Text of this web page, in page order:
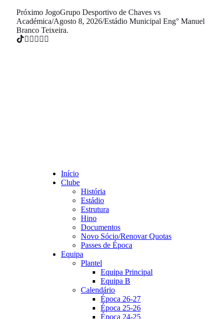
Próximo JogoGrupo Desportivo de Chaves vs
Académica/Agosto 8, 2026/Estádio Municipal Eng° Manuel
Branco Teixeira.
Início
Clube
História
Estádio
Estrutura
Hino
Documentos
Novo Sócio/Renovar Quotas
Passes de Época
Equipa
Plantel
Equipa Principal
Equipa B
Calendário
Época 26-27
Época 25-26
Época 24-25